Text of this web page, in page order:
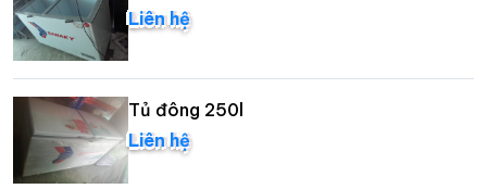
Liên hệ
Tủ đông 250l
Liên hệ